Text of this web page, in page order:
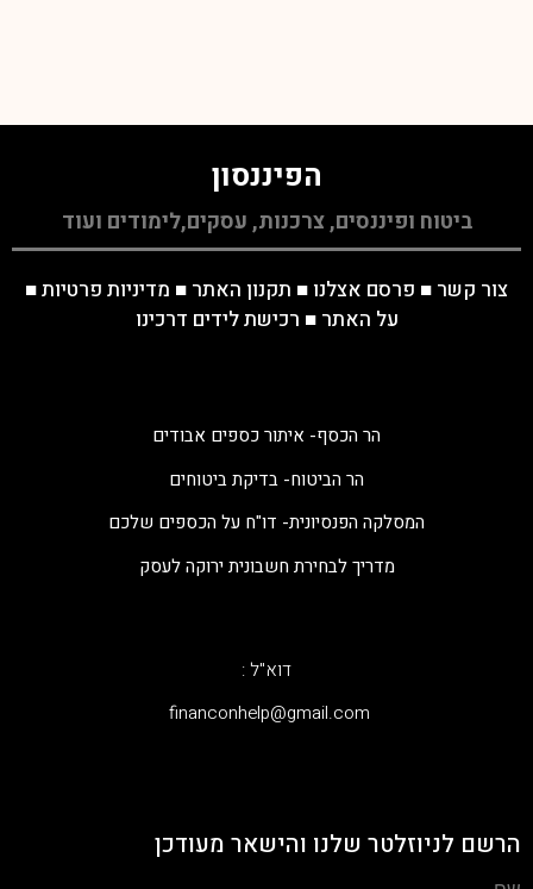
הפיננסון
ביטוח ופיננסים, צרכנות, עסקים,לימודים ועוד
צור קשר ■ פרסם אצלנו ■ תקנון האתר ■ מדיניות פרטיות■
על האתר ■ רכישת לידים דרכינו
הר הכסף- איתור כספים אבודים
הר הביטוח- בדיקת ביטוחים
המסלקה הפנסיונית- דו"ח על הכספים שלכם
מדריך לבחירת חשבונית ירוקה לעסק
דוא"ל :
‫financonhelp@gmail.com‬
הרשם לניוזלטר שלנו והישאר מעודכן